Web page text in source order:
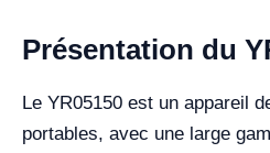
Présentation du
Le YR05150 est un appareil
portables, avec une large